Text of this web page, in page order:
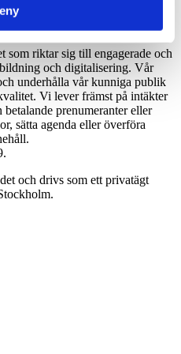
som riktar sig till engagerade och
och digitalisering. Vår
underhålla vår kunniga publik
Vi lever främst på intäkter
prenumeranter eller
sätta agenda eller överföra
och drivs som ett privatägt